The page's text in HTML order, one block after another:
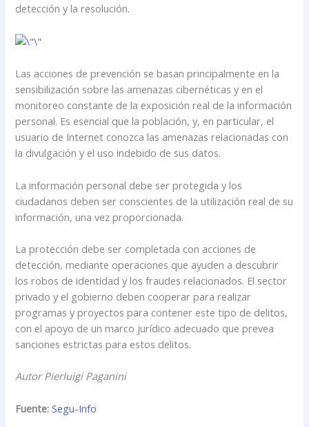
detección y la resolución.
Las acciones de prevención se basan principalmente en la
sensibilización sobre las amenazas cibernéticas y en el
monitoreo constante de la exposición real de la información
personal. Es esencial que la población, y, en particular, el
usuario de Internet conozca las amenazas relacionadas con
la divulgación y el uso indebido de sus datos.
La información personal debe ser protegida y los
ciudadanos deben ser conscientes de la utilización real de su
información, una vez proporcionada.
La protección debe ser completada con acciones de
detección, mediante operaciones que ayuden a descubrir
los robos de identidad y los fraudes relacionados. El sector
privado y el gobierno deben cooperar para realizar
programas y proyectos para contener este tipo de delitos,
con el apoyo de un marco jurídico adecuado que prevea
sanciones estrictas para estos delitos.
Autor Pierluigi Paganini
Fuente: Segu-Info